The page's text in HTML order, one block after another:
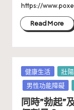
https://
Read More
Posted
in
健康生活 壯
男性功能障礙
同時”勃起”